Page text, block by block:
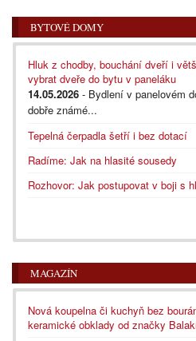
BYTOVÉ DOMY
Hluk z chodby, bouchání dveří i
vybrat dveře do bytu v paneláku
14.05.2026 - Bydlení v panelovém
dobře známé...
Tepelná čerpadla šetří i bez dotací
Radíme: Jak na hlasité sousedy
Rozhovor: Jak postupovat v boji s
MAGAZÍN
Nová koupelna či kuchyň bez
keramické obklady od značky